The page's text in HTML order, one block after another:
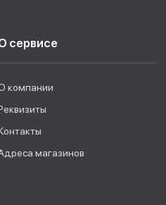
сервисе
компании
магазинов